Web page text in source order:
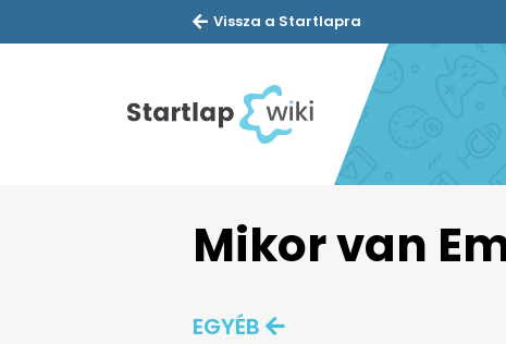
Vissza a Startlapra
Mikor van
EGYÉB